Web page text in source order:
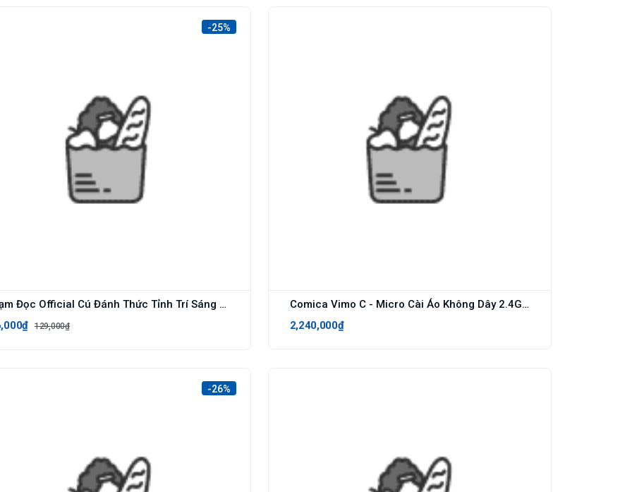
-25%
Trạm Đọc Official Cú Đánh Thức Tỉnh Trí Sáng Tạo - Tái Bản Mới Nhất
129,000₫
Comica Vimo C - Micro Cài Áo Không Dây 2.4G Nhỏ Gọn, Âm Thanh Rõ Nét, Dùng Cho Điện Thoại, Máy Ảnh, Máy Quay- Hàng chính hãng - VIMO C2
2,240,000₫
-26%